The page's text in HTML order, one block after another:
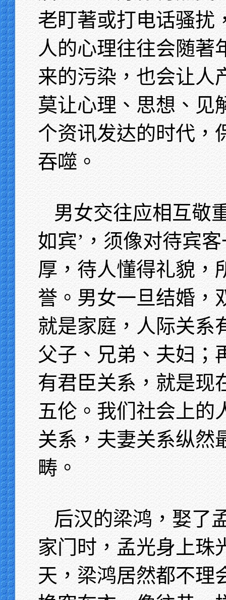
老盯著或打电话骚扰
人的心理往往会随著
来的污染，也会让人
莫让心理、思想、见
个资讯发达的时代，
吞噬。
男女交往应相互敬
如宾’，须像对待宾
厚，待人懂得礼貌，
誉。男女一旦结婚，
就是家庭，人际关系
父子、兄弟、夫妇；
有君臣关系，就是现
五伦。我们社会上的
关系，夫妻关系纵然
畴。
后汉的梁鸿，娶了
家门时，孟光身上珠
天，梁鸿居然都不理